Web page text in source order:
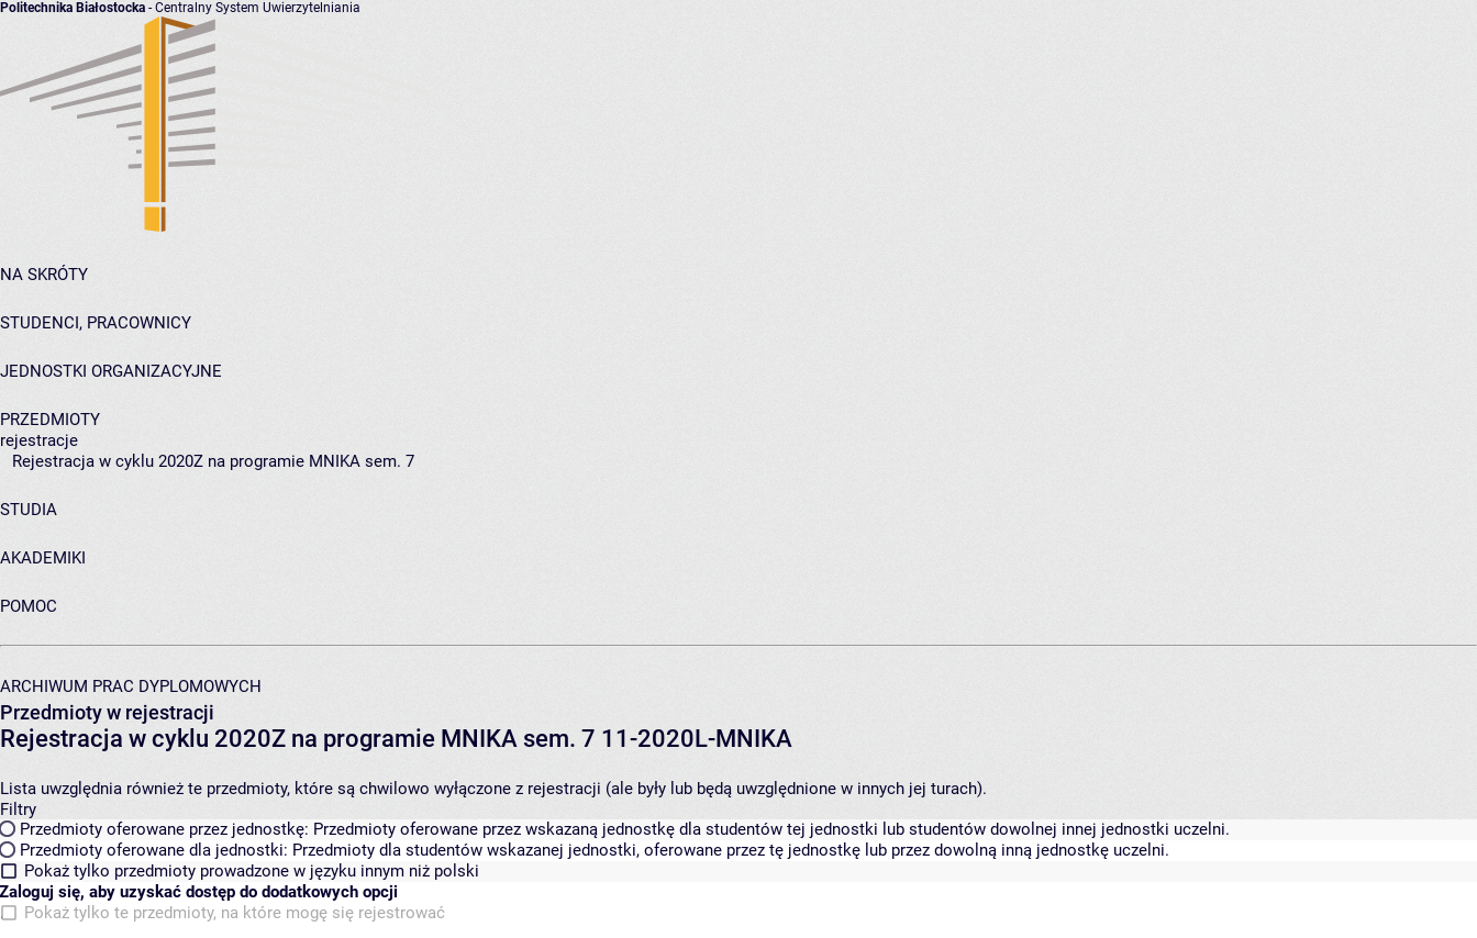
Politechnika Białostocka - Centralny System Uwierzytelniania
NA SKRÓTY
STUDENCI, PRACOWNICY
JEDNOSTKI ORGANIZACYJNE
PRZEDMIOTY
rejestracje
Rejestracja w cyklu 2020Z na programie MNIKA sem. 7
STUDIA
AKADEMIKI
POMOC
ARCHIWUM PRAC DYPLOMOWYCH
Przedmioty w rejestracji
Rejestracja w cyklu 2020Z na programie MNIKA sem. 7 11-2020L-MNIKA
Lista uwzględnia również te przedmioty, które są chwilowo wyłączone z rejestracji (ale były lub będą uwzględnione w innych jej turach).
Filtry
Przedmioty oferowane przez jednostkę: Przedmioty oferowane przez wskazaną jednostkę dla studentów tej jednostki lub studentów dowolnej innej jednostki uczelni.
Przedmioty oferowane dla jednostki: Przedmioty dla studentów wskazanej jednostki, oferowane przez tę jednostkę lub przez dowolną inną jednostkę uczelni.
Pokaż tylko przedmioty prowadzone w języku innym niż polski
Zaloguj się, aby uzyskać dostęp do dodatkowych opcji
Pokaż tylko te przedmioty, na które mogę się rejestrować